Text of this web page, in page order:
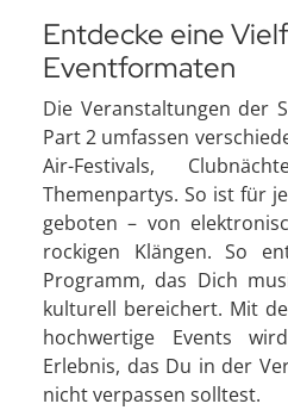
Entdecke eine
Eventformaten
Die Veranstaltungen der
Part 2 umfassen
Air-Festivals,
Themenpartys. So ist für
geboten – von
rockigen Klängen. So
Programm, das Dich
kulturell bereichert. Mit
hochwertige Events
Erlebnis, das Du in der
nicht verpassen solltest.